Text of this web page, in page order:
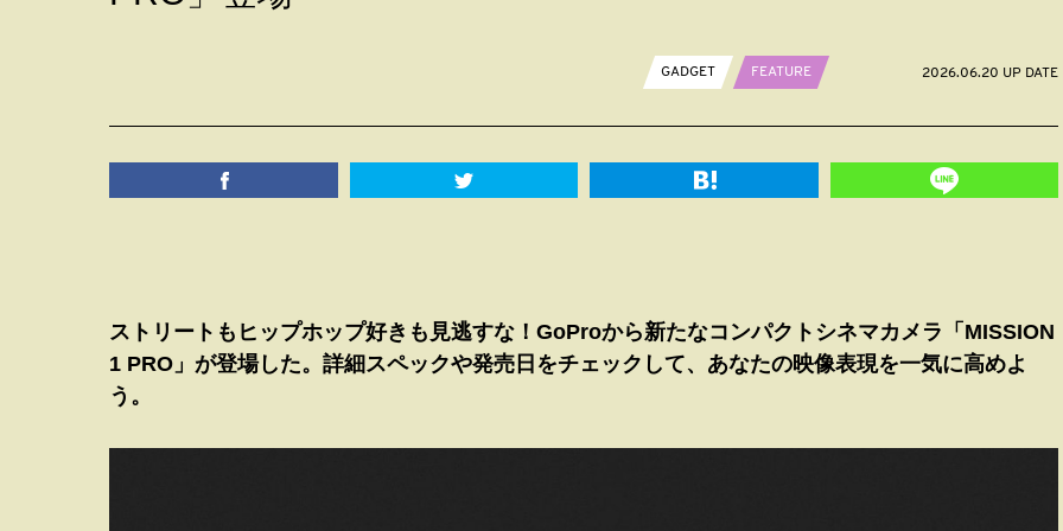
GADGET FEATURE 2026.06.20 UP DATE
ストリートもヒップホップ好きも見逃すな！GoProから新たなコンパクトシネマカメラ「MISSION
1 PRO」が登場した。詳細スペックや発売日をチェックして、あなたの映像表現を一気に高めよ
う。